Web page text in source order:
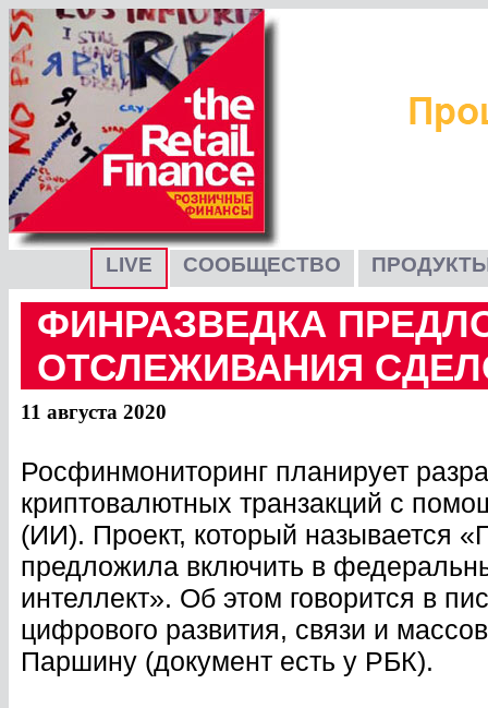
LIVE СООБЩЕСТВО
ФИНРАЗВЕДКА
ОТСЛЕЖИВАНИЯ
11 августа 2020
Росфинмониторинг планирует
криптовалютных транзакций с
(ИИ). Проект, который называется
предложила включить в
интеллект». Об этом говорится в
цифрового развития, связи и
Паршину (документ есть у РБК).